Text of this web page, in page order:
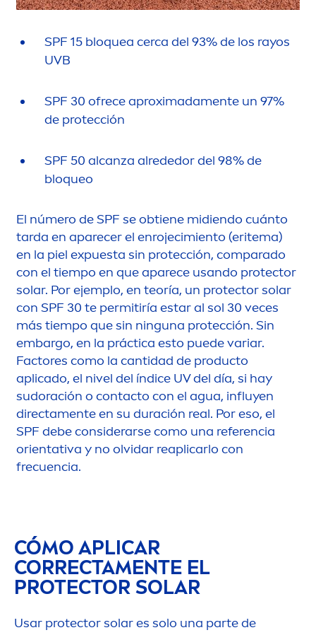
SPF 15 bloquea cerca del 93% de los rayos
UVB
SPF 30 ofrece aproximadamente un 97%
de protección
SPF 50 alcanza alrededor del 98% de
bloqueo
El número de SPF se obtiene midiendo cuánto
tarda en aparecer el enrojecimiento (eritema)
en la piel expuesta sin protección, comparado
con el tiempo en que aparece usando protector
solar. Por ejemplo, en teoría, un protector solar
con SPF 30 te permitiría estar al sol 30 veces
más tiempo que sin ninguna protección. Sin
embargo, en la práctica esto puede variar.
Factores como la cantidad de producto
aplicado, el nivel del índice UV del día, si hay
sudoración o contacto con el agua, influyen
directamente en su duración real. Por eso, el
SPF debe considerarse como una referencia
orientativa y no olvidar reaplicarlo con
frecuencia.
CÓMO APLICAR
CORRECTAMENTE EL
PROTECTOR SOLAR
Usar protector solar es solo una parte de